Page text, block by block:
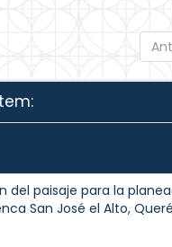
del paisaje para la
San José el Alto,